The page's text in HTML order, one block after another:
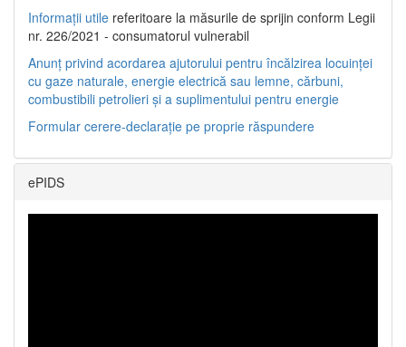
Informații utile referitoare la măsurile de sprijin conform Legii
nr. 226/2021 - consumatorul vulnerabil
Anunț privind acordarea ajutorului pentru încălzirea locuinței
cu gaze naturale, energie electrică sau lemne, cărbuni,
combustibili petrolieri și a suplimentului pentru energie
Formular cerere-declarație pe proprie răspundere
ePIDS